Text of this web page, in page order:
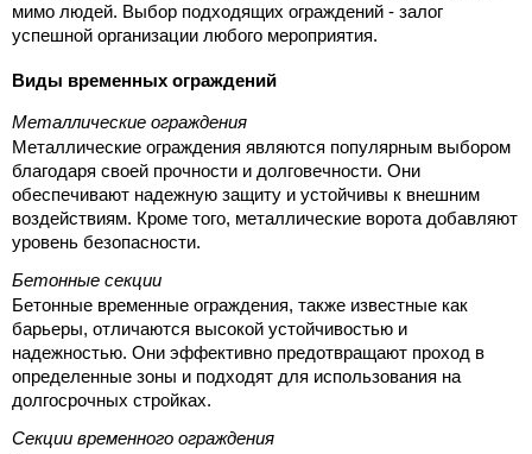
мимо людей. Выбор подходящих ограждений - залог
успешной организации любого мероприятия.
Виды временных ограждений
Металлические ограждения
Металлические ограждения являются популярным выбором
благодаря своей прочности и долговечности. Они
обеспечивают надежную защиту и устойчивы к внешним
воздействиям. Кроме того, металлические ворота добавляют
уровень безопасности.
Бетонные секции
Бетонные временные ограждения, также известные как
барьеры, отличаются высокой устойчивостью и
надежностью. Они эффективно предотвращают проход в
определенные зоны и подходят для использования на
долгосрочных стройках.
Секции временного ограждения